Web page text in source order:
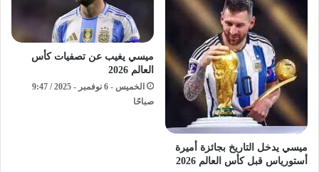
ميسي يدخل التاريخ بجائزة أميرة
أستورياس قبل كأس العالم 2026
ميسي يغيب عن تصفيات كأس
العالم 2026
الخميس - 6 نوفمبر - 2025 / 9:47
صباحًا